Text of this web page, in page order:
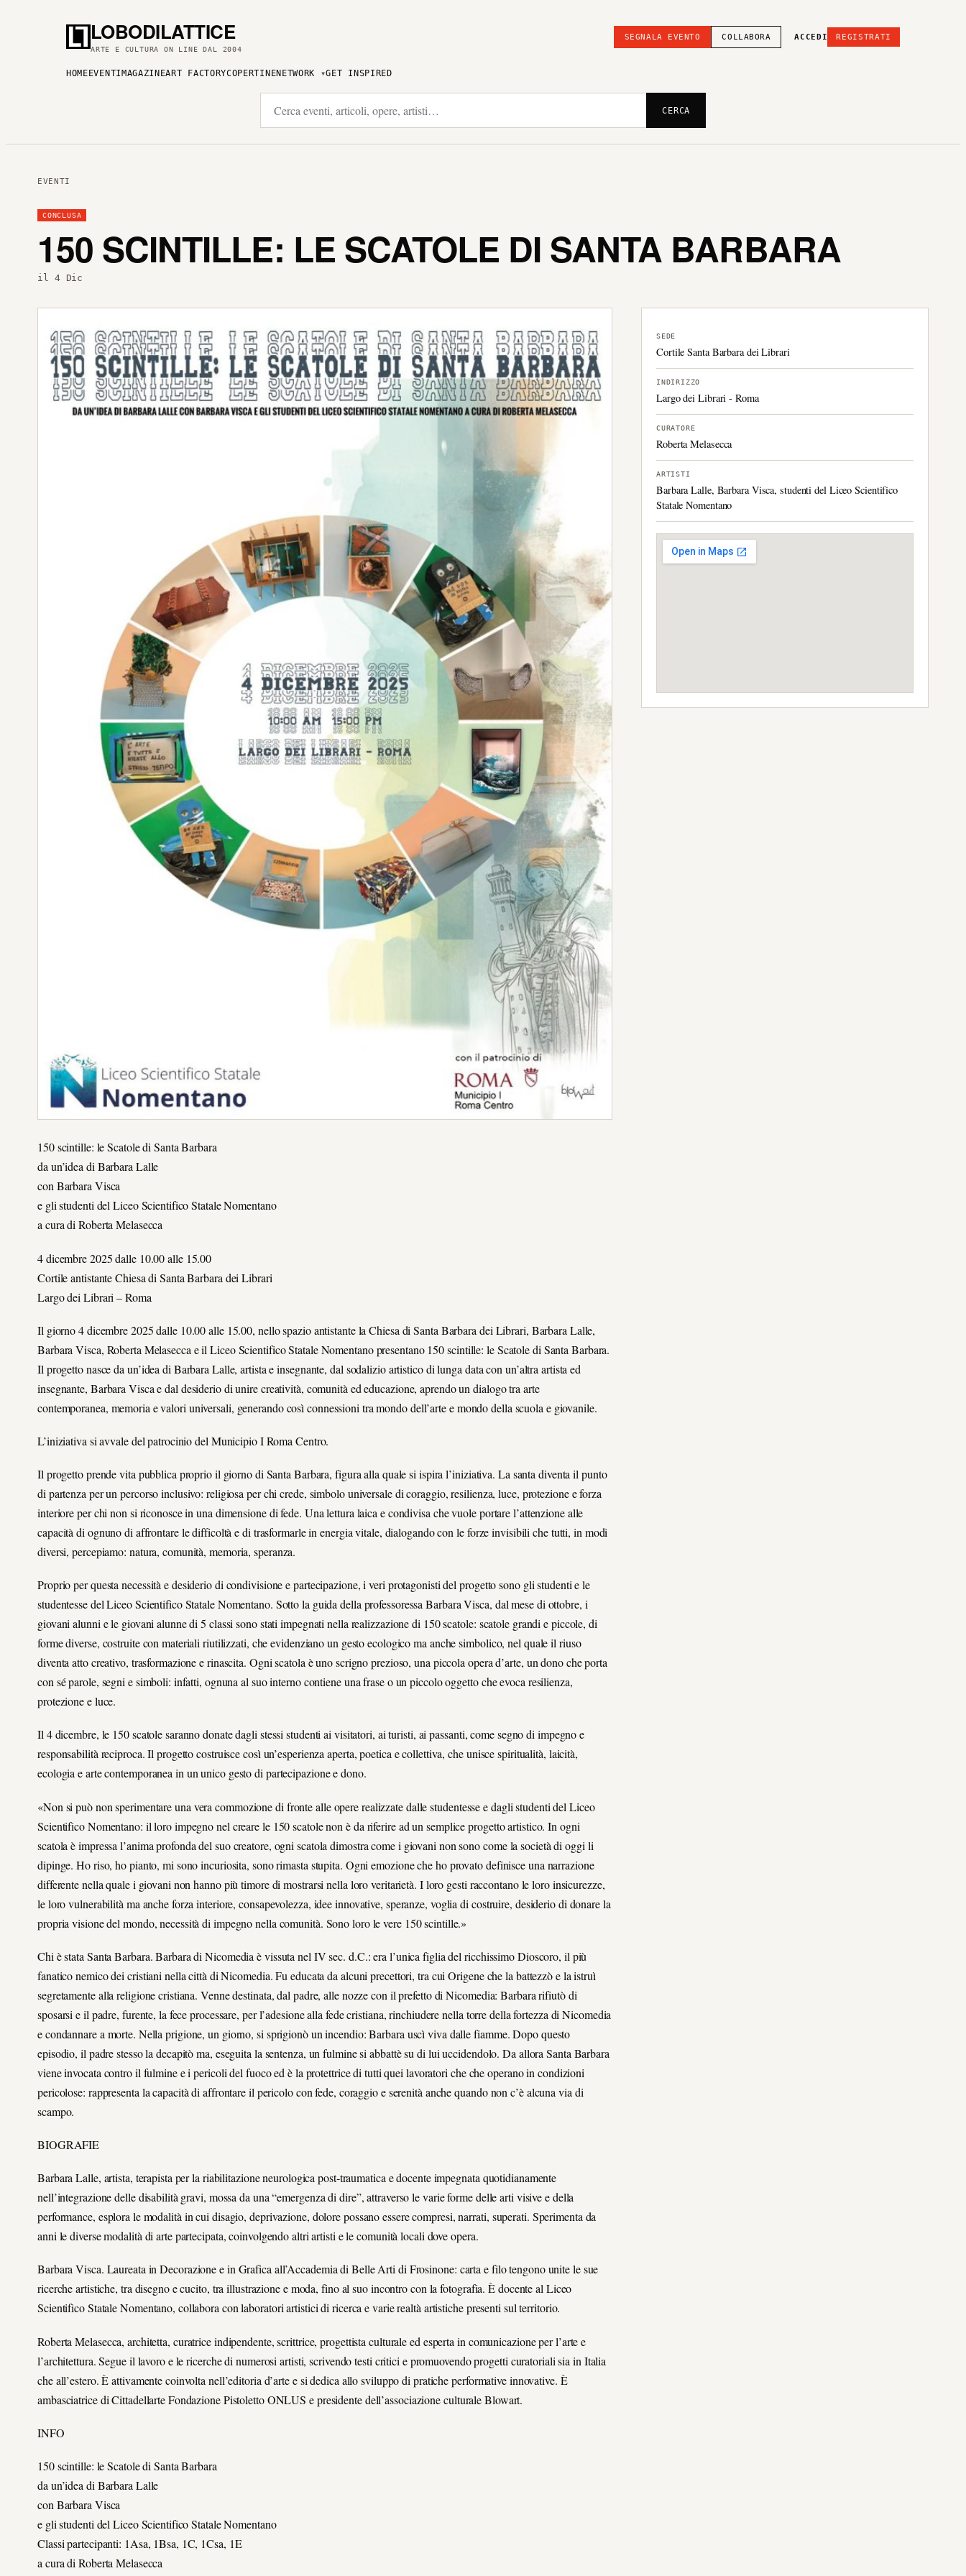
LOBODILATTICE
ARTE E CULTURA ON LINE DAL 2004
SEGNALA EVENTO COLLABORA ACCEDI REGISTRATI
HOME EVENTI MAGAZINEART FACTORYCOPERTINENETWORK GET INSPIRED
CERCA
EVENTI
CONCLUSA
150 SCINTILLE: LE SCATOLE DI SANTA BARBARA
il 4 Dic
150 scintille: le Scatole di Santa Barbara
da un’idea di Barbara Lalle
con Barbara Visca
e gli studenti del Liceo Scientifico Statale Nomentano
a cura di Roberta Melasecca
4 dicembre 2025 dalle 10.00 alle 15.00
Cortile antistante Chiesa di Santa Barbara dei Librari
Largo dei Librari – Roma
Il giorno 4 dicembre 2025 dalle 10.00 alle 15.00, nello spazio antistante la Chiesa di Santa Barbara dei Librari, Barbara Lalle,
Barbara Visca, Roberta Melasecca e il Liceo Scientifico Statale Nomentano presentano 150 scintille: le Scatole di Santa Barbara.
Il progetto nasce da un’idea di Barbara Lalle, artista e insegnante, dal sodalizio artistico di lunga data con un’altra artista ed
insegnante, Barbara Visca e dal desiderio di unire creatività, comunità ed educazione, aprendo un dialogo tra arte
contemporanea, memoria e valori universali, generando così connessioni tra mondo dell’arte e mondo della scuola e giovanile.
L’iniziativa si avvale del patrocinio del Municipio I Roma Centro.
Il progetto prende vita pubblica proprio il giorno di Santa Barbara, figura alla quale si ispira l’iniziativa. La santa diventa il punto
di partenza per un percorso inclusivo: religiosa per chi crede, simbolo universale di coraggio, resilienza, luce, protezione e forza
interiore per chi non si riconosce in una dimensione di fede. Una lettura laica e condivisa che vuole portare l’attenzione alle
capacità di ognuno di affrontare le difficoltà e di trasformarle in energia vitale, dialogando con le forze invisibili che tutti, in modi
diversi, percepiamo: natura, comunità, memoria, speranza.
Proprio per questa necessità e desiderio di condivisione e partecipazione, i veri protagonisti del progetto sono gli studenti e le
studentesse del Liceo Scientifico Statale Nomentano. Sotto la guida della professoressa Barbara Visca, dal mese di ottobre, i
giovani alunni e le giovani alunne di 5 classi sono stati impegnati nella realizzazione di 150 scatole: scatole grandi e piccole, di
forme diverse, costruite con materiali riutilizzati, che evidenziano un gesto ecologico ma anche simbolico, nel quale il riuso
diventa atto creativo, trasformazione e rinascita. Ogni scatola è uno scrigno prezioso, una piccola opera d’arte, un dono che porta
con sé parole, segni e simboli: infatti, ognuna al suo interno contiene una frase o un piccolo oggetto che evoca resilienza,
protezione e luce.
Il 4 dicembre, le 150 scatole saranno donate dagli stessi studenti ai visitatori, ai turisti, ai passanti, come segno di impegno e
responsabilità reciproca. Il progetto costruisce così un’esperienza aperta, poetica e collettiva, che unisce spiritualità, laicità,
ecologia e arte contemporanea in un unico gesto di partecipazione e dono.
«Non si può non sperimentare una vera commozione di fronte alle opere realizzate dalle studentesse e dagli studenti del Liceo
Scientifico Nomentano: il loro impegno nel creare le 150 scatole non è da riferire ad un semplice progetto artistico. In ogni
scatola è impressa l’anima profonda del suo creatore, ogni scatola dimostra come i giovani non sono come la società di oggi li
dipinge. Ho riso, ho pianto, mi sono incuriosita, sono rimasta stupita. Ogni emozione che ho provato definisce una narrazione
differente nella quale i giovani non hanno più timore di mostrarsi nella loro veritarietà. I loro gesti raccontano le loro insicurezze,
le loro vulnerabilità ma anche forza interiore, consapevolezza, idee innovative, speranze, voglia di costruire, desiderio di donare la
propria visione del mondo, necessità di impegno nella comunità. Sono loro le vere 150 scintille.»
Chi è stata Santa Barbara. Barbara di Nicomedia è vissuta nel IV sec. d.C.: era l’unica figlia del ricchissimo Dioscoro, il più
fanatico nemico dei cristiani nella città di Nicomedia. Fu educata da alcuni precettori, tra cui Origene che la battezzò e la istruì
segretamente alla religione cristiana. Venne destinata, dal padre, alle nozze con il prefetto di Nicomedia: Barbara rifiutò di
sposarsi e il padre, furente, la fece processare, per l’adesione alla fede cristiana, rinchiudere nella torre della fortezza di Nicomedia
e condannare a morte. Nella prigione, un giorno, si sprigionò un incendio: Barbara uscì viva dalle fiamme. Dopo questo
episodio, il padre stesso la decapitò ma, eseguita la sentenza, un fulmine si abbattè su di lui uccidendolo. Da allora Santa Barbara
viene invocata contro il fulmine e i pericoli del fuoco ed è la protettrice di tutti quei lavoratori che che operano in condizioni
pericolose: rappresenta la capacità di affrontare il pericolo con fede, coraggio e serenità anche quando non c’è alcuna via di
scampo.
BIOGRAFIE
Barbara Lalle, artista, terapista per la riabilitazione neurologica post‐traumatica e docente impegnata quotidianamente
nell’integrazione delle disabilità gravi, mossa da una “emergenza di dire”, attraverso le varie forme delle arti visive e della
performance, esplora le modalità in cui disagio, deprivazione, dolore possano essere compresi, narrati, superati. Sperimenta da
anni le diverse modalità di arte partecipata, coinvolgendo altri artisti e le comunità locali dove opera.
Barbara Visca. Laureata in Decorazione e in Grafica all’Accademia di Belle Arti di Frosinone: carta e filo tengono unite le sue
ricerche artistiche, tra disegno e cucito, tra illustrazione e moda, fino al suo incontro con la fotografia. È docente al Liceo
Scientifico Statale Nomentano, collabora con laboratori artistici di ricerca e varie realtà artistiche presenti sul territorio.
Roberta Melasecca, architetta, curatrice indipendente, scrittrice, progettista culturale ed esperta in comunicazione per l’arte e
l’architettura. Segue il lavoro e le ricerche di numerosi artisti, scrivendo testi critici e promuovendo progetti curatoriali sia in Italia
che all’estero. È attivamente coinvolta nell’editoria d’arte e si dedica allo sviluppo di pratiche performative innovative. È
ambasciatrice di Cittadellarte Fondazione Pistoletto ONLUS e presidente dell’associazione culturale Blowart.
INFO
150 scintille: le Scatole di Santa Barbara
da un’idea di Barbara Lalle
con Barbara Visca
e gli studenti del Liceo Scientifico Statale Nomentano
Classi partecipanti: 1Asa, 1Bsa, 1C, 1Csa, 1E
a cura di Roberta Melasecca
SEDE
Cortile Santa Barbara dei Librari
INDIRIZZO
Largo dei Librari - Roma
CURATORE
Roberta Melasecca
ARTISTI
Barbara Lalle, Barbara Visca, studenti del Liceo Scientifico
Statale Nomentano